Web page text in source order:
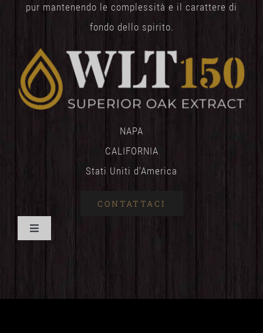
pur mantenendo le complessità e il carattere di
fondo dello spirito.
NAPA
CALIFORNIA
Stati Uniti d'America
CONTATTACI
Attiva/disattiva
BENEFICI